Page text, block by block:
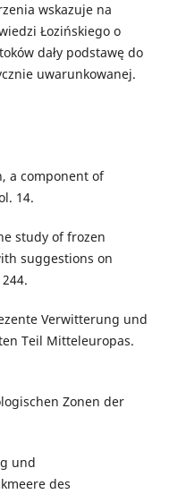
wskazuje na
Łozińskiego o
dały podstawę do
uwarunkowanej.
a component of
14.
study of frozen
suggestions on
Verwitterung und
Teil Mitteleuropas.
Zonen der
und
des